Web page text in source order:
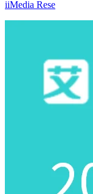
iiMedia Rese